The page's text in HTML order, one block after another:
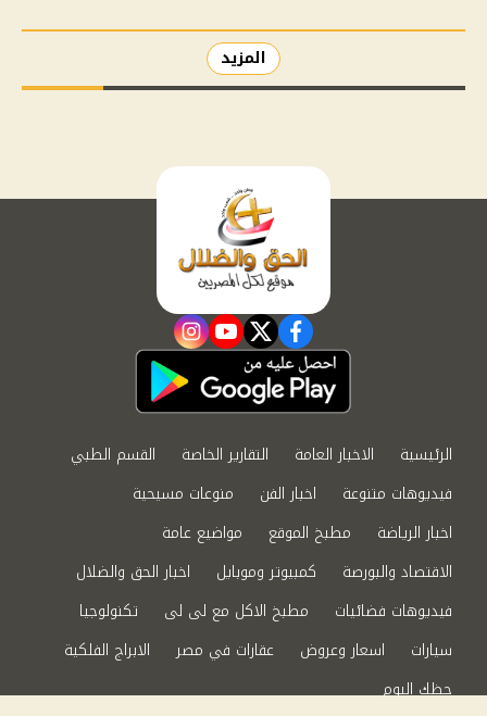
المزيد
facebook
twitter
youtube
instagram
الرئيسية الاخبار العامة التقارير الخاصة
القسم الطبي
فيديوهات متنوعة
اخبار الفن
منوعات مسيحية
اخبار الرياضة
مطبخ الموقع
مواضيع عامة
الاقتصاد والبورصة
كمبيوتر وموبايل
اخبار الحق والضلال
فيديوهات فضائيات
مطبخ الاكل مع لى لى
تكنولوجيا
سيارات
اسعار وعروض عقارات في مصر
الابراج الفلكية
حظك اليوم